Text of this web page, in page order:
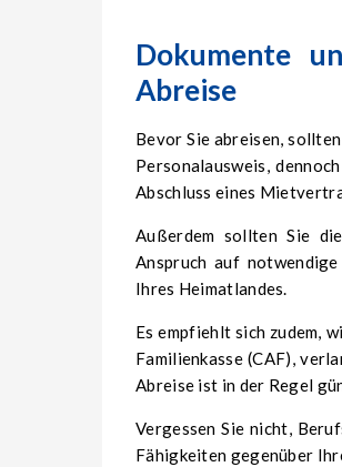
Dokumente
Abreise
Bevor Sie abreisen,
Personalausweis,
Abschluss eines
Außerdem sollten Sie
Anspruch auf
Ihres Heimatlandes.
Es empfiehlt sich zudem,
Familienkasse (CAF),
Abreise ist in der Regel
Vergessen Sie nicht,
Fähigkeiten gegenüber